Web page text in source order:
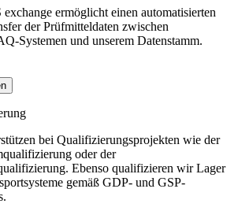
ermöglicht einen automatisierten
der Prüfmitteldaten zwischen
Systemen und unserem Datenstamm.
bei Qualifizierungsprojekten wie der
oder der
Ebenso qualifizieren wir Lager
gemäß GDP- und GSP-